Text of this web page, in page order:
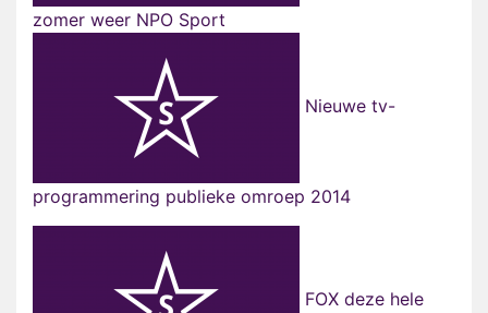
zomer weer NPO Sport
Nieuwe tv-
programmering publieke omroep 2014
FOX deze hele